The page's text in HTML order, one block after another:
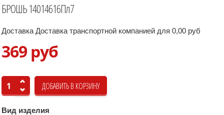
БРОШЬ 14014616Пл7
Доставка Доставка транспортной компанией для 0,00 руб
369 руб
Вид изделия